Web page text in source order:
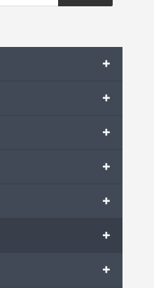
+
+
+
+
+
+
+